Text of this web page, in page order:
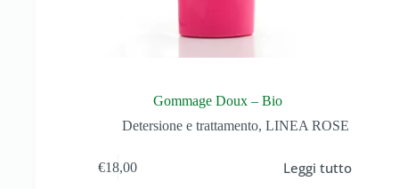
Gommage Doux – Bio
Detersione e trattamento, LINEA ROSE
€18,00 Leggi tutto